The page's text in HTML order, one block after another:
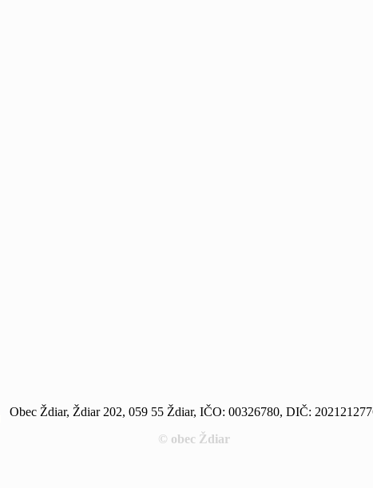
Obec Ždiar, Ždiar 202, 059 55 Ždiar, IČO: 00326780, DIČ:
© obec Ždiar